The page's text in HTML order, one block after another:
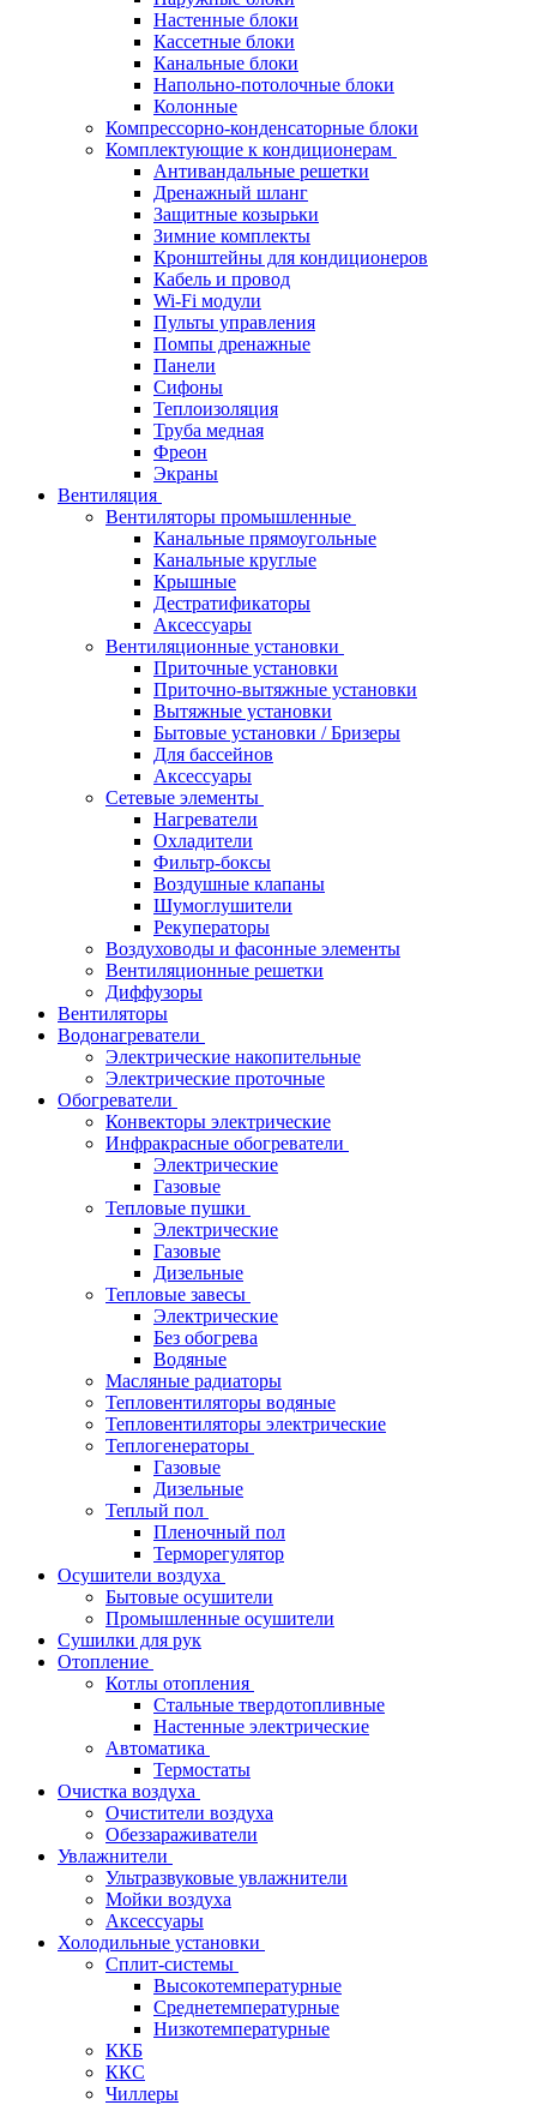
Настенные блоки
Кассетные блоки
Канальные блоки
Напольно-потолочные блоки
Колонные
Компрессорно-конденсаторные блоки
Комплектующие к кондиционерам
Антивандальные решетки
Дренажный шланг
Защитные козырьки
Зимние комплекты
Кронштейны для кондиционеров
Кабель и провод
Wi-Fi модули
Пульты управления
Помпы дренажные
Панели
Сифоны
Теплоизоляция
Труба медная
Фреон
Экраны
Вентиляция
Вентиляторы промышленные
Канальные прямоугольные
Канальные круглые
Крышные
Дестратификаторы
Аксессуары
Вентиляционные установки
Приточные установки
Приточно-вытяжные установки
Вытяжные установки
Бытовые установки / Бризеры
Для бассейнов
Аксессуары
Сетевые элементы
Нагреватели
Охладители
Фильтр-боксы
Воздушные клапаны
Шумоглушители
Рекуператоры
Воздуховоды и фасонные элементы
Вентиляционные решетки
Диффузоры
Вентиляторы
Водонагреватели
Электрические накопительные
Электрические проточные
Обогреватели
Конвекторы электрические
Инфракрасные обогреватели
Электрические
Газовые
Тепловые пушки
Электрические
Газовые
Дизельные
Тепловые завесы
Электрические
Без обогрева
Водяные
Масляные радиаторы
Тепловентиляторы водяные
Тепловентиляторы электрические
Теплогенераторы
Газовые
Дизельные
Теплый пол
Пленочный пол
Терморегулятор
Осушители воздуха
Бытовые осушители
Промышленные осушители
Сушилки для рук
Отопление
Котлы отопления
Стальные твердотопливные
Настенные электрические
Автоматика
Термостаты
Очистка воздуха
Очистители воздуха
Обеззараживатели
Увлажнители
Ультразвуковые увлажнители
Мойки воздуха
Аксессуары
Холодильные установки
Сплит-системы
Высокотемпературные
Среднетемпературные
Низкотемпературные
ККБ
ККС
Чиллеры